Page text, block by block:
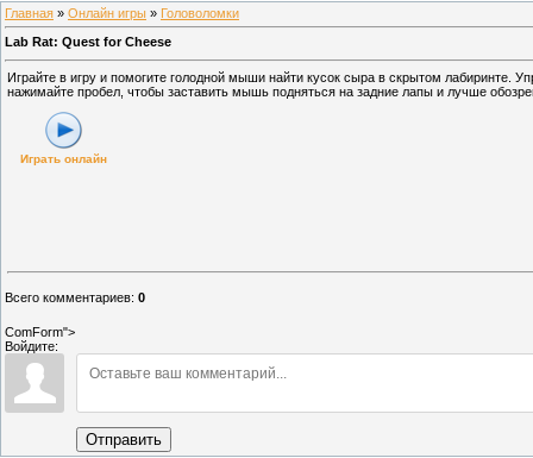
Главная » Онлайн игры » Головоломки
Lab Rat: Quest for Cheese
Играйте в игру и помогите голодной мыши найти кусок сыра в скрытом лабиринте.
нажимайте пробел, чтобы заставить мышь подняться на задние лапы и лучше
Играть онлайн
Всего комментариев: 0
ComForm">
Войдите:
Отправить